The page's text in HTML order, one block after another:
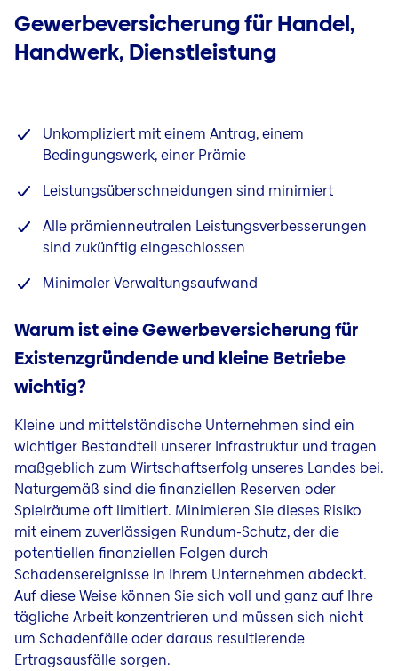
Gebäude
Glas
Photovoltaik
Gewerbeversicherung für Handel,
Handwerk, Dienstleistung
Unkompliziert mit einem Antrag, einem
Bedingungswerk, einer Prämie
Leistungsüberschneidungen sind minimiert
Alle prämienneutralen Leistungsverbesserungen
sind zukünftig eingeschlossen
Minimaler Verwaltungsaufwand
Warum ist eine Gewerbeversicherung für
Existenzgründende und kleine Betriebe
wichtig?
Kleine und mittelständische Unternehmen sind ein
wichtiger Bestandteil unserer Infrastruktur und tragen
maßgeblich zum Wirtschaftserfolg unseres Landes bei.
Naturgemäß sind die finanziellen Reserven oder
Spielräume oft limitiert. Minimieren Sie dieses Risiko
mit einem zuverlässigen Rundum-Schutz, der die
potentiellen finanziellen Folgen durch
Schadensereignisse in Ihrem Unternehmen abdeckt.
Auf diese Weise können Sie sich voll und ganz auf Ihre
tägliche Arbeit konzentrieren und müssen sich nicht
um Schadenfälle oder daraus resultierende
Ertragsausfälle sorgen.